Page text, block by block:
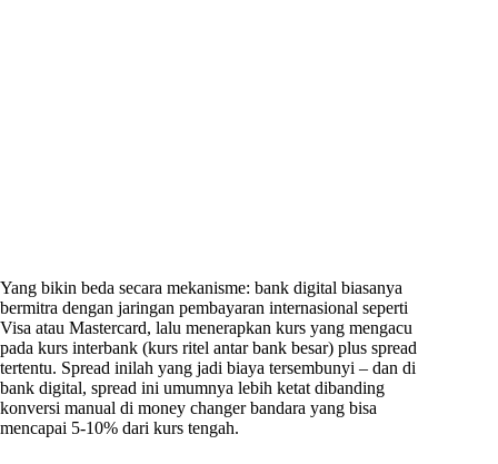
Yang bikin beda secara mekanisme: bank digital biasanya
bermitra dengan jaringan pembayaran internasional seperti
Visa atau Mastercard, lalu menerapkan kurs yang mengacu
pada kurs interbank (kurs ritel antar bank besar) plus spread
tertentu. Spread inilah yang jadi biaya tersembunyi – dan di
bank digital, spread ini umumnya lebih ketat dibanding
konversi manual di money changer bandara yang bisa
mencapai 5-10% dari kurs tengah.